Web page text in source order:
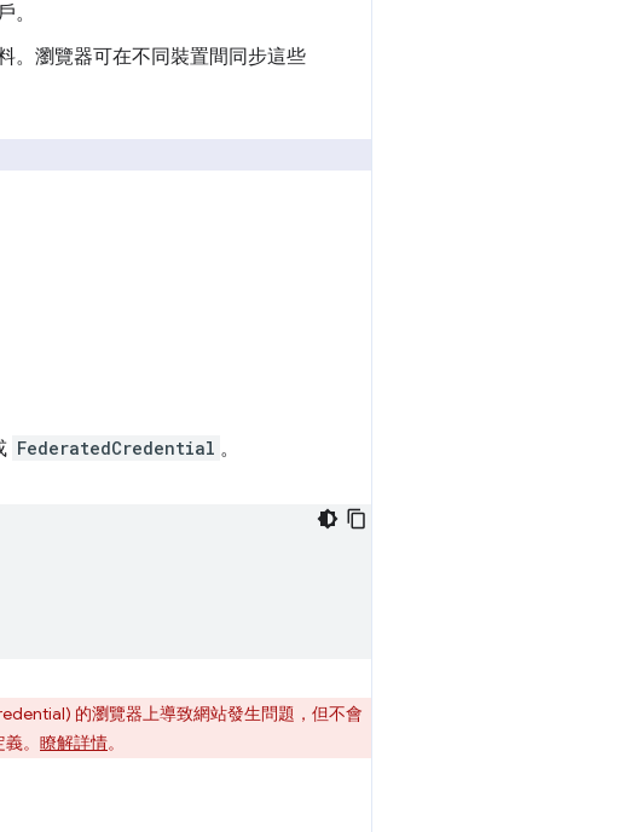
。
。瀏覽器可在不同裝置間同步這些
FederatedCredential 。
的瀏覽器上導致網站發生問題，但不會
。 瞭解詳情。